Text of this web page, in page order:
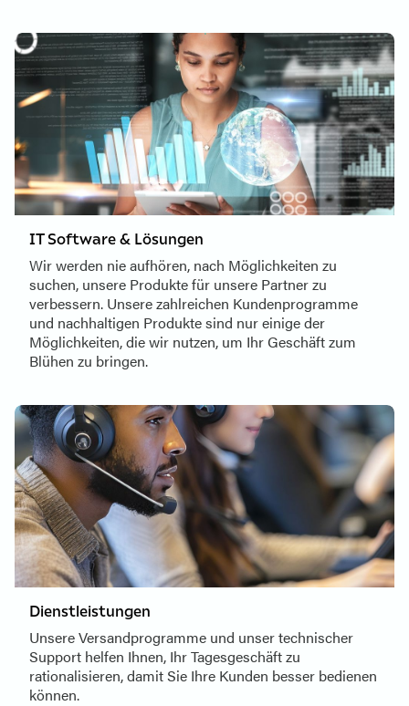
IT Software & Lösungen
Wir werden nie aufhören, nach Möglichkeiten zu
suchen, unsere Produkte für unsere Partner zu
verbessern. Unsere zahlreichen Kundenprogramme
und nachhaltigen Produkte sind nur einige der
Möglichkeiten, die wir nutzen, um Ihr Geschäft zum
Blühen zu bringen.
Dienstleistungen
Unsere Versandprogramme und unser technischer
Support helfen Ihnen, Ihr Tagesgeschäft zu
rationalisieren, damit Sie Ihre Kunden besser bedienen
können.